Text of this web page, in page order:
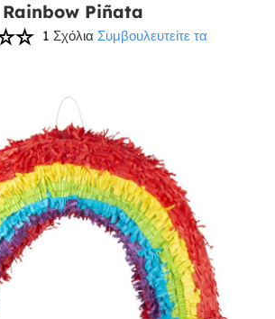
Rainbow Piñata
1 Σχόλια Συμβουλευτείτε τα